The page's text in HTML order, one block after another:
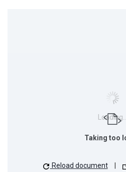
Taking too
Reload document